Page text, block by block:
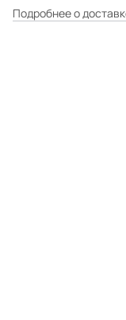
Подробнее о